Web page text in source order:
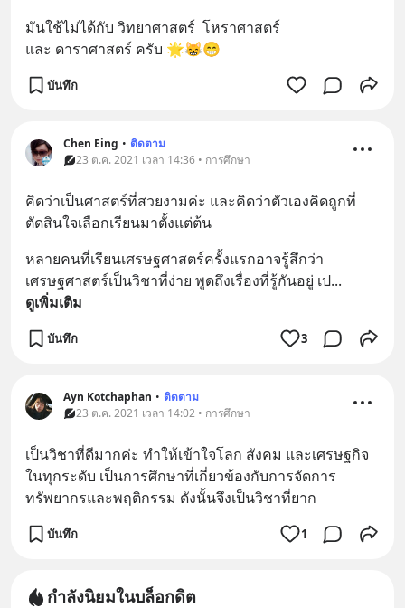
มันใช้ไม่ได้กับ วิทยาศาสตร์  โหราศาสตร์
และ ดาราศาสตร์ ครับ 🌟😸😁
บันทึก
Chen Eing • ติดตาม
23 ต.ค. 2021 เวลา 14:36 • การศึกษา
คิดว่าเป็นศาสตร์ที่สวยงามค่ะ และคิดว่าตัวเองคิดถูกที่
ตัดสินใจเลือกเรียนมาตั้งแต่ต้น
หลายคนที่เรียนเศรษฐศาสตร์ครั้งแรกอาจรู้สึกว่า
เศรษฐศาสตร์เป็นวิชาที่ง่าย พูดถึงเรื่องที่รู้กันอยู่ เป...
ดูเพิ่มเติม
บันทึก 3
Ayn Kotchaphan • ติดตาม
23 ต.ค. 2021 เวลา 14:02 • การศึกษา
เป็นวิชาที่ดีมากค่ะ ทำให้เข้าใจโลก สังคม และเศรษฐกิจ
ในทุกระดับ เป็นการศึกษาที่เกี่ยวข้องกับการจัดการ
ทรัพยากรและพฤติกรรม ดังนั้นจึงเป็นวิชาที่ยาก
บันทึก 1
กำลังนิยมในบล็อกดิต